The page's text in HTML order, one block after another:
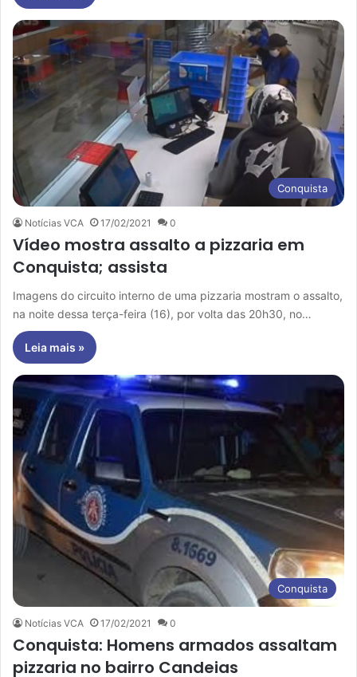
Conquista
Notícias VCA 17/02/2021 0
Vídeo mostra assalto a pizzaria em
Conquista; assista
Imagens do circuito interno de uma pizzaria mostram o assalto,
na noite dessa terça-feira (16), por volta das 20h30, no…
Leia mais »
Conquista
Notícias VCA 17/02/2021 0
Conquista: Homens armados assaltam
pizzaria no bairro Candeias